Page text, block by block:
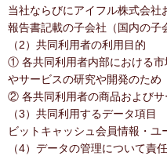
当社ならびにアイフル株式会
報告書記載の子会社（国内の
（2）共同利用者の利用目的
① 各共同利用者内部における
やサービスの研究や開発のため
② 各共同利用者の商品およびサ
（3）共同利用するデータ項目
ビットキャッシュ会員情報・ユ
（4）データの管理について責